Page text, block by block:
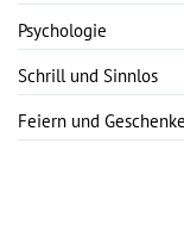
Psychologie
Schrill und Sinnlos
Feiern und Geschenke